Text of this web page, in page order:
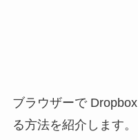
ブラウザーで
る方法を紹介します。